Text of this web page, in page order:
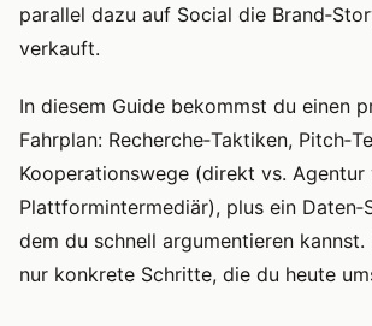
parallel dazu auf Social die
verkauft.
In diesem Guide bekommst du einen
Fahrplan: Recherche‑Taktiken,
Kooperationswege (direkt vs. Agentur
Plattformintermediär), plus ein
dem du schnell argumentieren
nur konkrete Schritte, die du heute